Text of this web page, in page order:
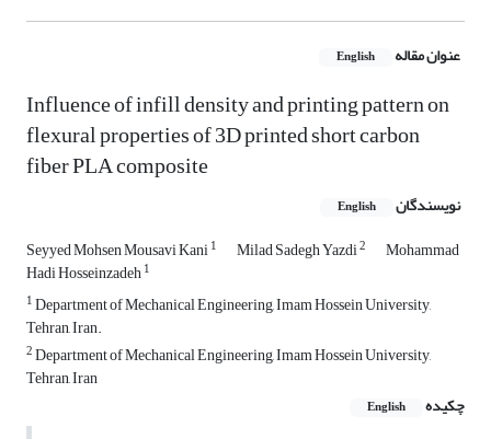
عنوان مقاله English
Influence of infill density and printing pattern on
flexural properties of 3D printed short carbon
fiber PLA composite
نویسندگان English
Seyyed Mohsen Mousavi Kani1 Milad Sadegh Yazdi2 Mohammad
Hadi Hosseinzadeh1
1Department of Mechanical Engineering, Imam Hossein University,
Tehran, Iran.
2Department of Mechanical Engineering, Imam Hossein University,
Tehran, Iran
چکیده
English